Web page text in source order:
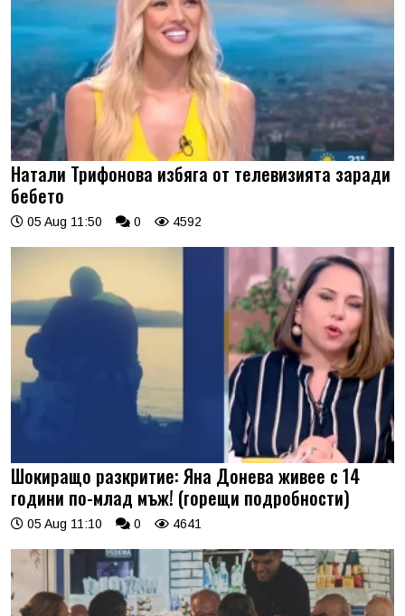
Натали Трифонова избяга от телевизията заради
бебето
05 Aug 11:50 0 4592
Шокиращо разкритие: Яна Донева живее с 14
години по-млад мъж! (горещи подробности)
05 Aug 11:10 0 4641